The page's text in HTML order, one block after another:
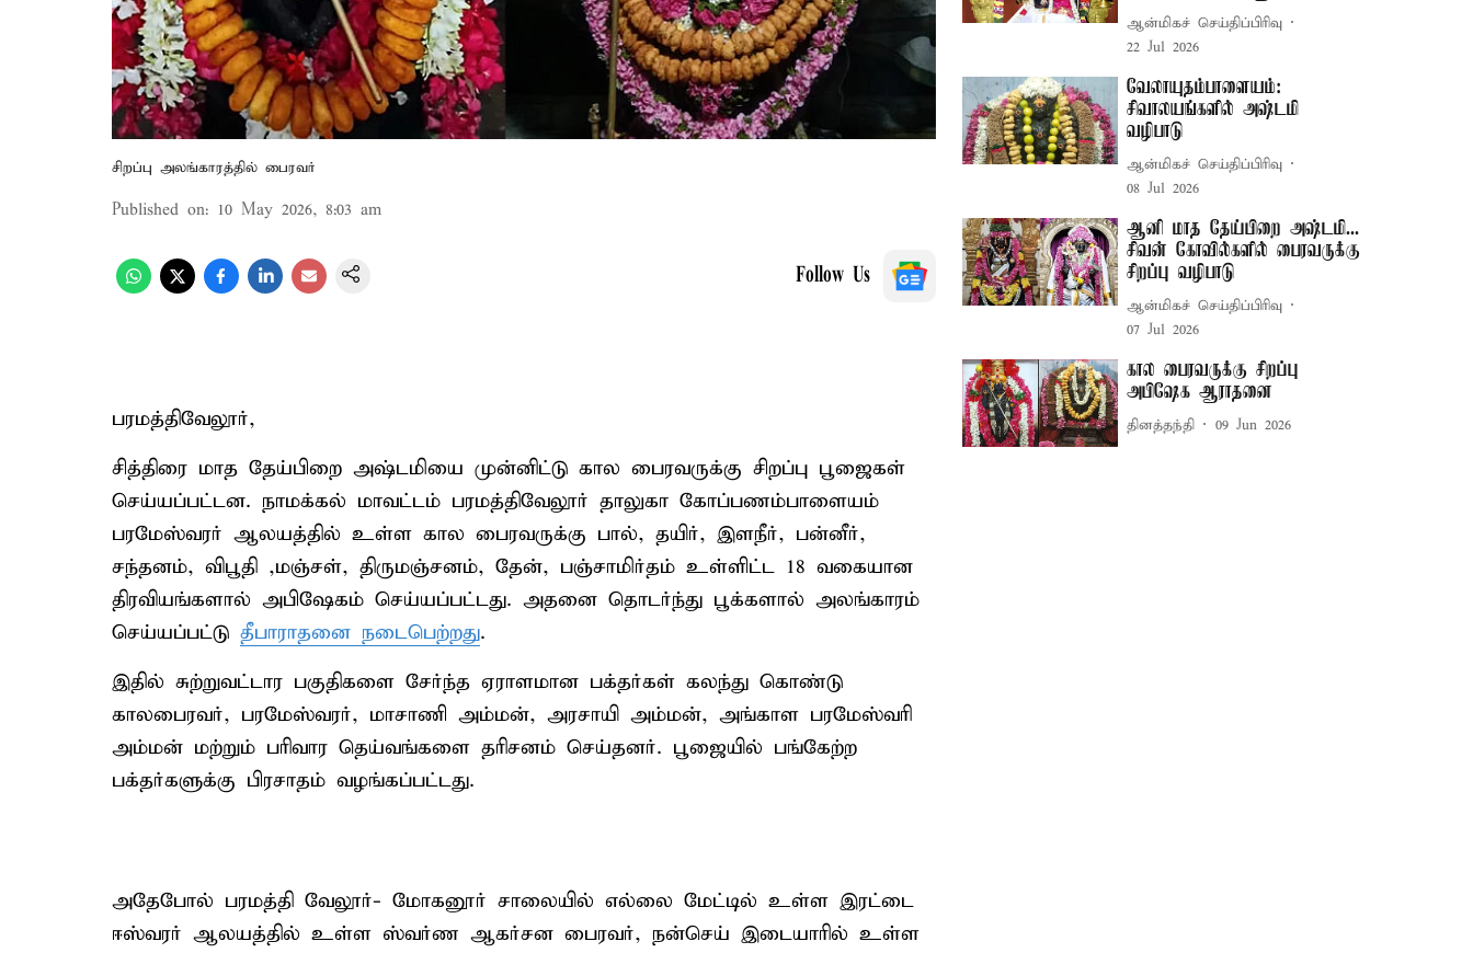
சிறப்பு அலங்காரத்தில் பைரவர்
Published on: 10 May 2026, 8:03 am
Follow Us
பரமத்திவேலூர்,
சித்திரை மாத தேய்பிறை அஷ்டமியை முன்னிட்டு கால பைரவருக்கு சிறப்பு பூஜைகள்
செய்யப்பட்டன. நாமக்கல் மாவட்டம் பரமத்திவேலூர் தாலுகா கோப்பணம்பாளையம்
பரமேஸ்வரர் ஆலயத்தில் உள்ள கால பைரவருக்கு பால், தயிர், இளநீர், பன்னீர்,
சந்தனம், விபூதி ,மஞ்சள், திருமஞ்சனம், தேன், பஞ்சாமிர்தம் உள்ளிட்ட 18 வகையான
திரவியங்களால் அபிஷேகம் செய்யப்பட்டது. அதனை தொடர்ந்து பூக்களால் அலங்காரம்
செய்யப்பட்டு தீபாராதனை நடைபெற்றது.
இதில் சுற்றுவட்டார பகுதிகளை சேர்ந்த ஏராளமான பக்தர்கள் கலந்து கொண்டு
காலபைரவர், பரமேஸ்வரர், மாசாணி அம்மன், அரசாயி அம்மன், அங்காள பரமேஸ்வரி
அம்மன் மற்றும் பரிவார தெய்வங்களை தரிசனம் செய்தனர். பூஜையில் பங்கேற்ற
பக்தர்களுக்கு பிரசாதம் வழங்கப்பட்டது.
அதேபோல் பரமத்தி வேலூர்- மோகனூர் சாலையில் எல்லை மேட்டில் உள்ள இரட்டை
ஈஸ்வரர் ஆலயத்தில் உள்ள ஸ்வர்ண ஆகர்சன பைரவர், நன்செய் இடையாரில் உள்ள
ஆன்மிகச் செய்திப்பிரிவு
22 Jul 2026
வேலாயுதம்பாளையம்:
சிவாலயங்களில் அஷ்டமி
வழிபாடு
ஆன்மிகச் செய்திப்பிரிவு
08 Jul 2026
ஆனி மாத தேய்பிறை அஷ்டமி...
சிவன் கோவில்களில் பைரவருக்கு
சிறப்பு வழிபாடு
ஆன்மிகச் செய்திப்பிரிவு
07 Jul 2026
கால பைரவருக்கு சிறப்பு
அபிஷேக ஆராதனை
தினத்தந்தி 09 Jun 2026